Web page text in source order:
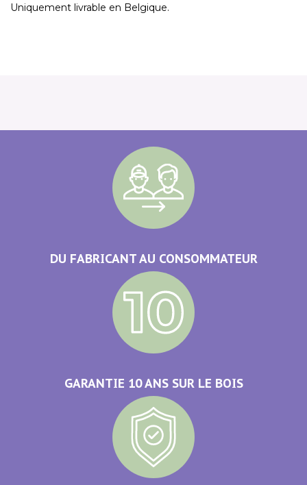
Uniquement livrable en Belgique.
DU FABRICANT AU CONSOMMATEUR
GARANTIE 10 ANS SUR LE BOIS